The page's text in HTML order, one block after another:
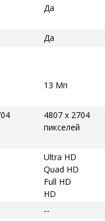
Да
Да
13 Мп
4807 x 2704
пикселей
Ultra HD
Quad HD
Full HD
HD
--